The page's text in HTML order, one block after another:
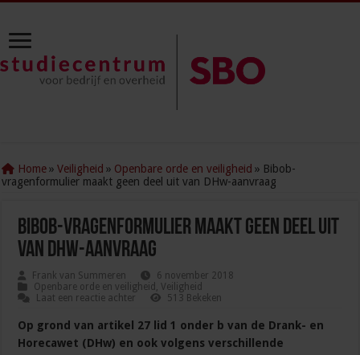
Home » Veiligheid » Openbare orde en veiligheid » Bibob-
vragenformulier maakt geen deel uit van DHw-aanvraag
Bibob-vragenformulier maakt geen deel uit
van DHw-aanvraag
Frank van Summeren
6 november 2018
Openbare orde en veiligheid ,Veiligheid
Laat een reactie achter
513 Bekeken
Op grond van artikel 27 lid 1 onder b van de Drank- en
Horecawet (DHw) en ook volgens verschillende